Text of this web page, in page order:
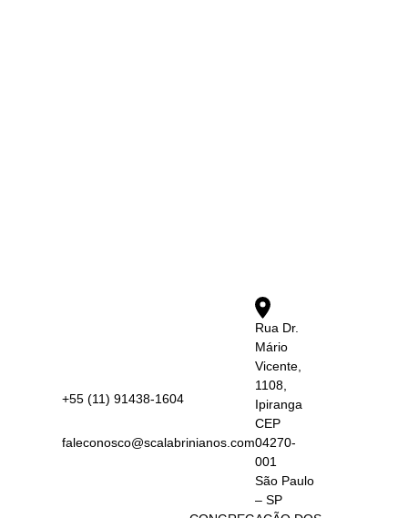
+55 (11) 91438-1604
faleconosco@scalabrinianos.com
Rua Dr.
Mário
Vicente,
1108,
Ipiranga
CEP
04270-
001
São Paulo
– SP